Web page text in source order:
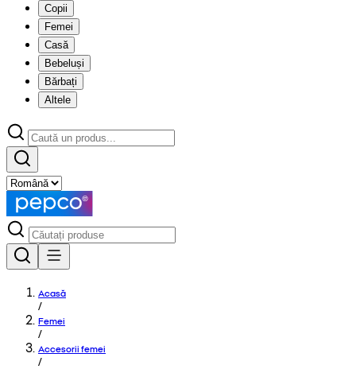
Copii
Femei
Casă
Bebeluși
Bărbați
Altele
Acasă
/
Femei
/
Accesorii femei
/